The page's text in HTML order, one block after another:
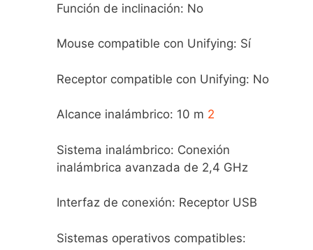
Función de inclinación: No
Mouse compatible con Unifying: Sí
Receptor compatible con Unifying: No
Alcance inalámbrico: 10 m 2
Sistema inalámbrico: Conexión
inalámbrica avanzada de 2,4 GHz
Interfaz de conexión: Receptor USB
Sistemas operativos compatibles: